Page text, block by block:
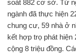
soát 882 cơ sở. Từ
ngành đã thực hiện
chung cư, 59 nhà ở
kết hợp trọ phát
cộng 8 triệu đồng.